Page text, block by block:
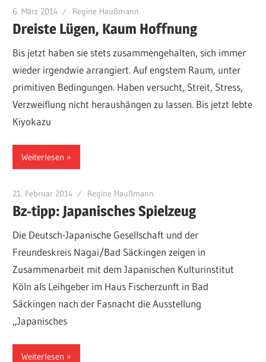
6. März 2014 Regine Haußmann
Dreiste Lügen, Kaum Hoffnung
Bis jetzt haben sie stets zusammengehalten, sich immer
wieder irgendwie arrangiert. Auf engstem Raum, unter
primitiven Bedingungen. Haben versucht, Streit, Stress,
Verzweiflung nicht heraushängen zu lassen. Bis jetzt lebte
Kiyokazu
Weiterlesen
21. Februar 2014 Regine Haußmann
Bz-tipp: Japanisches Spielzeug
Die Deutsch-Japanische Gesellschaft und der
Freundeskreis Nagai/Bad Säckingen zeigen in
Zusammenarbeit mit dem Japanischen Kulturinstitut
Köln als Leihgeber im Haus Fischerzunft in Bad
Säckingen nach der Fasnacht die Ausstellung
„Japanisches
Weiterlesen